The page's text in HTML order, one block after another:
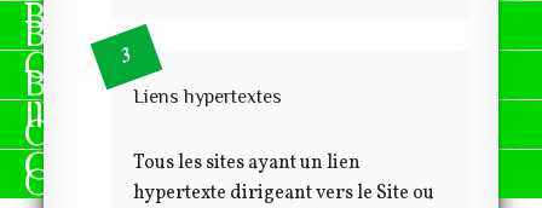
Broderie
Chorale
Illustration Manga
Graff
Bibliothèque
Broderie
Chorale
Graff
Liens hypertextes
Tous les sites ayant un lien
hypertexte dirigeant vers le Site ou